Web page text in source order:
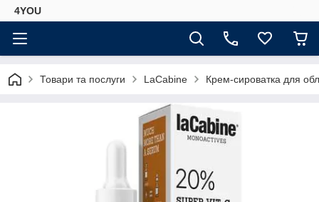
4YOU
Товари та послуги LaCabine Крем-сироватка для